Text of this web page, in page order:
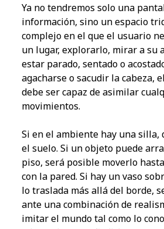
Ya no tendremos solo una
información, sino un espacio
complejo en el que el usuario
un lugar, explorarlo, mirar a su
estar parado, sentado o
agacharse o sacudir la cabeza,
debe ser capaz de asimilar
movimientos.
Si en el ambiente hay una silla,
el suelo. Si un objeto puede
piso, será posible moverlo
con la pared. Si hay un vaso
lo traslada más allá del borde,
ante una combinación de
imitar el mundo tal como lo